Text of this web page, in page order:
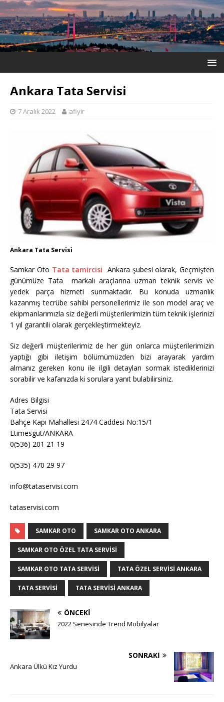
Ankara Tata Servisi
7 Aralık 2022 afiyir
Ankara Tata Servisi
Samkar Oto Tata tamircisi Ankara şubesi olarak, Geçmişten
günümüze Tata markalı araçlarına uzman teknik servis ve
yedek parça hizmeti sunmaktadır. Bu konuda uzmanlık
kazanmış tecrübe sahibi personellerimiz ile son model araç ve
ekipmanlarımızla siz değerli müşterilerimizin tüm teknik işlerinizi
1 yıl garantili olarak gerçekleştirmekteyiz.
Siz değerli müşterilerimiz de her gün onlarca müşterilerimizin
yaptığı gibi iletişim bölümümüzden bizi arayarak yardım
almanız gereken konu ile ilgili detayları sormak istediklerinizi
sorabilir ve kafanızda ki sorulara yanıt bulabilirsiniz.
Adres Bilgisi
Tata Servisi
Bahçe Kapı Mahallesi 2474 Caddesi No:15/1
Etimesgut/ANKARA
0(536) 201 21 19
0(535) 470 29 97
info@tataservisi.com
tataservisi.com
SAMKAR OTO SAMKAR OTO ANKARA
SAMKAR OTO ÖZEL TATA SERVISI
SAMKAR OTO TATA SERVISI TATA ÖZEL SERVISI ANKARA
TATA SERVISI TATA SERVISI ANKARA
ÖNCEKI
2022 Senesinde Trend Mobilyalar
SONRAKI
Ankara Ülkü Kız Yurdu